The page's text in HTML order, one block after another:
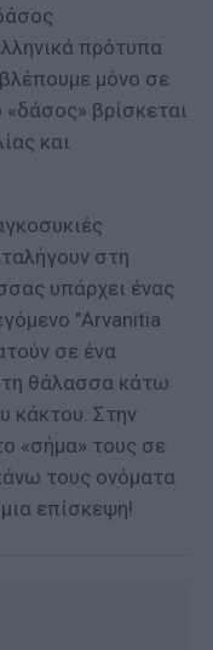
πρότυπα
μόνο σε
βρίσκεται
και
στη
υπάρχει ένας
"Arvanitia
σε ένα
θάλασσα κάτω
κάκτου. Στην
«σήμα» τους σε
τους ονόματα
επίσκεψη!